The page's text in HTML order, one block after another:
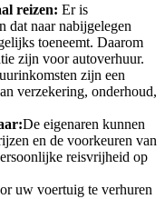
reizen: Er is
dat naar nabijgelegen
toeneemt. Daarom
zijn voor autoverhuur.
zijn een
verzekering, onderhoud,
De eigenaren kunnen
en de voorkeuren van
reisvrijheid op
uw voertuig te verhuren